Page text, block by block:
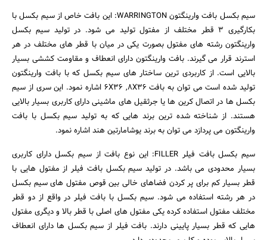
سیم بکسل بافت وارینگتون WARRINGTON: این بافت خاص از سیم بکسل با
بکارگیری 3 قطر مختلف از مفتول تولید می شود. در تولید سیم بکسل
وارینگتون رشته های مفتول بصورت یکی در میان با قطر های مختلف در هر
استرند قرار می گیرند. بافت وارینگتون دارای انعطاف و مقاومت کششی بسیار
بالایی است. از کاربردی ترین ساختار های سیم بکسل که با بافت وارینگتون
تولید شده است می توان به بافت 6X36 ,8X36 اشاره نمود. این سری از سیم
بکسل ها در اتصال کرین ها یا جرثقیل های ماشینی دارای کاربری بسیار بالایی
هستند. از شناخته شده ترین برند هایی که به تولید سیم بکسل با بافت
وارینگتون می پردازد می توان به برند یوشامارتین هند اشاره نمود.
سیم بکسل بافت فیلر FILLER: این نوع بافت از سیم بکسل دارای کاربری
بسیار محدودی می باشد. در تولید سیم بکسل بافت فیلر از مفتول هایی با
قطر بسیار کم برای پر کردن فضاهای خالی بین قوص مفتول های سیم بکسل
در هر رشته استفاده می شود. سیم بکسل با بافت فیلر در واقع از دو قطر
مختلف مفتول استفاده کرده یکی مفتول های اصلی با قطر بالا و دیگری مفتول
هایی که قطر بسیار پایینی دارند. بافت فیلر از سیم بکسل ها دارای انعطاف